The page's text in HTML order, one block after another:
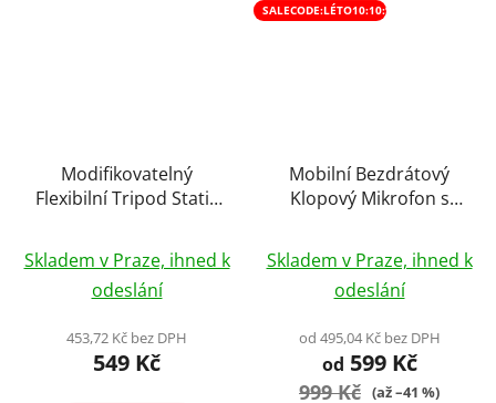
Modifikovatelný
Flexibilní Tripod Stativ
Hlavou pro Kameru
Smarphone Octopus
hodnocení
produktu
je
4,0
Skladem v Praze, ihned k
odeslání
453,72 Kč bez DPH
549 Kč
SALECODE:LÉTO10:10:%
Mobilní Bezdrátový
Klopový Mikrofon s
Výběr Variant
hodnocení
produktu
je
4,0
z
Skladem v Praze, ihned k
odeslání
od 495,04 Kč bez DPH
od 599 Kč
999 Kč (až –41 %)